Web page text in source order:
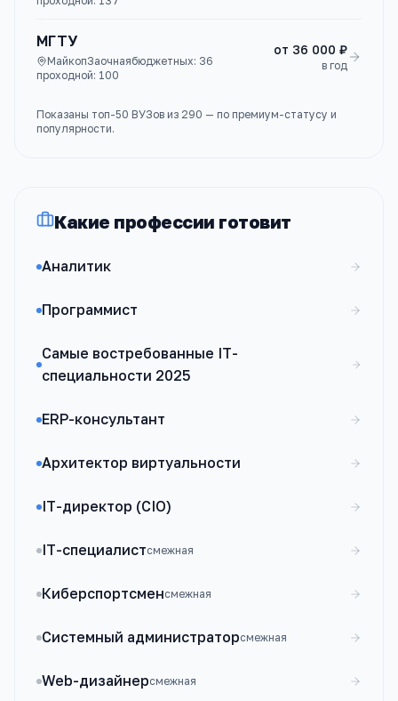
МГТУ
МайкопЗаочнаябюджетных: 36
проходной: 100
от 36 000 ₽
в год
Показаны топ-50 ВУЗов из 290 — по премиум-статусу и
популярности.
Какие профессии готовит
Аналитик
Программист
Самые востребованные IT-
специальности 2025
ERP-консультант
Архитектор виртуальности
IT-директор (CIO)
IT-специалистсмежная
Киберспортсменсмежная
Системный администраторсмежная
Web-дизайнерсмежная